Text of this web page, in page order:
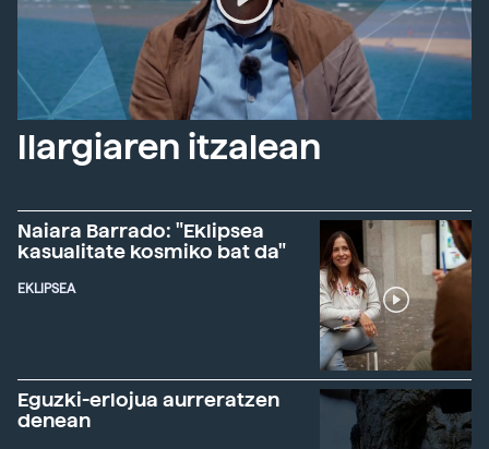
Ilargiaren itzalean
Naiara Barrado: "Eklipsea
kasualitate kosmiko bat da"
EKLIPSEA
Eguzki-erlojua aurreratzen
denean